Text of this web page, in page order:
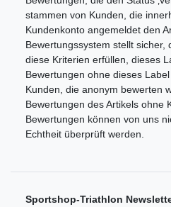
stammen von Kunden, die
Kundenkonto angemeldet den
Bewertungssystem stellt sicher,
diese Kriterien erfüllen, dieses
Bewertungen ohne dieses
Kunden, die anonym bewerten
Bewertungen des Artikels ohne
Bewertungen können von uns
Echtheit überprüft werden.
Sportshop-Triathlon